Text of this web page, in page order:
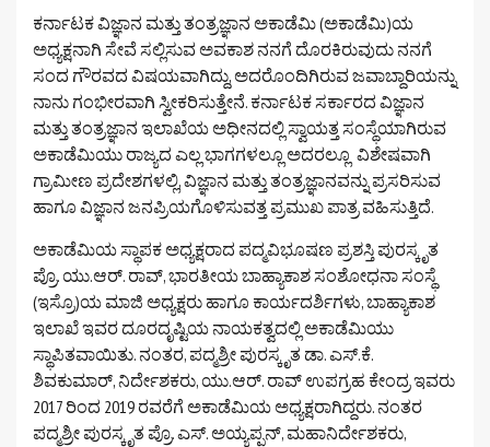
ಕರ್ನಾಟಕ ವಿಜ್ಞಾನ ಮತ್ತು ತಂತ್ರಜ್ಞಾನ ಅಕಾಡೆಮಿ (ಅಕಾಡೆಮಿ)ಯ
ಅಧ್ಯಕ್ಷನಾಗಿ ಸೇವೆ ಸಲ್ಲಿಸುವ ಅವಕಾಶ ನನಗೆ ದೊರಕಿರುವುದು ನನಗೆ
ಸಂದ ಗೌರವದ ವಿಷಯವಾಗಿದ್ದು, ಅದರೊಂದಿಗಿರುವ ಜವಾಬ್ದಾರಿಯನ್ನು
ನಾನು ಗಂಭೀರವಾಗಿ ಸ್ವೀಕರಿಸುತ್ತೇನೆ. ಕರ್ನಾಟಕ ಸರ್ಕಾರದ ವಿಜ್ಞಾನ
ಮತ್ತು ತಂತ್ರಜ್ಞಾನ ಇಲಾಖೆಯ ಅಧೀನದಲ್ಲಿ ಸ್ವಾಯತ್ತ ಸಂಸ್ಥೆಯಾಗಿರುವ
ಅಕಾಡೆಮಿಯು ರಾಜ್ಯದ ಎಲ್ಲ ಭಾಗಗಳಲ್ಲೂ ಅದರಲ್ಲೂ ವಿಶೇಷವಾಗಿ
ಗ್ರಾಮೀಣ ಪ್ರದೇಶಗಳಲ್ಲಿ, ವಿಜ್ಞಾನ ಮತ್ತು ತಂತ್ರಜ್ಞಾನವನ್ನು ಪ್ರಸರಿಸುವ
ಹಾಗೂ ವಿಜ್ಞಾನ ಜನಪ್ರಿಯಗೊಳಿಸುವತ್ತ ಪ್ರಮುಖ ಪಾತ್ರ ವಹಿಸುತ್ತಿದೆ.
ಅಕಾಡೆಮಿಯ ಸ್ಥಾಪಕ ಅಧ್ಯಕ್ಷರಾದ ಪದ್ಮವಿಭೂಷಣ ಪ್ರಶಸ್ತಿ ಪುರಸ್ಕೃತ
ಪ್ರೊ. ಯು.ಆರ್. ರಾವ್, ಭಾರತೀಯ ಬಾಹ್ಯಾಕಾಶ ಸಂಶೋಧನಾ ಸಂಸ್ಥೆ
(ಇಸ್ರೊ)ಯ ಮಾಜಿ ಅಧ್ಯಕ್ಷರು ಹಾಗೂ ಕಾರ್ಯದರ್ಶಿಗಳು, ಬಾಹ್ಯಾಕಾಶ
ಇಲಾಖೆ ಇವರ ದೂರದೃಷ್ಟಿಯ ನಾಯಕತ್ವದಲ್ಲಿ ಅಕಾಡೆಮಿಯು
ಸ್ಥಾಪಿತವಾಯಿತು. ನಂತರ, ಪದ್ಮಶ್ರೀ ಪುರಸ್ಕೃತ ಡಾ. ಎಸ್.ಕೆ.
ಶಿವಕುಮಾರ್, ನಿರ್ದೇಶಕರು, ಯು.ಆರ್. ರಾವ್ ಉಪಗ್ರಹ ಕೇಂದ್ರ ಇವರು
2017 ರಿಂದ 2019 ರವರೆಗೆ ಅಕಾಡೆಮಿಯ ಅಧ್ಯಕ್ಷರಾಗಿದ್ದರು. ನಂತರ
ಪದ್ಮಶ್ರೀ ಪುರಸ್ಕೃತ ಪ್ರೊ. ಎಸ್. ಅಯ್ಯಪ್ಪನ್, ಮಹಾನಿರ್ದೇಶಕರು,